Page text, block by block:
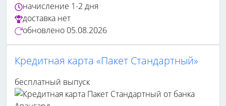
начисление 1-2 дня
доставка нет
обновлено 05.08.2026
Кредитная карта «Пакет Стандартный»
бесплатный выпуск